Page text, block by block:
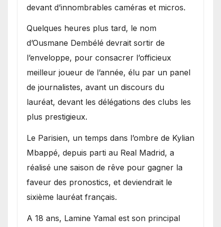
devant d’innombrables caméras et micros.
Quelques heures plus tard, le nom
d’Ousmane Dembélé devrait sortir de
l’enveloppe, pour consacrer l’officieux
meilleur joueur de l’année, élu par un panel
de journalistes, avant un discours du
lauréat, devant les délégations des clubs les
plus prestigieux.
Le Parisien, un temps dans l’ombre de Kylian
Mbappé, depuis parti au Real Madrid, a
réalisé une saison de rêve pour gagner la
faveur des pronostics, et deviendrait le
sixième lauréat français.
A 18 ans, Lamine Yamal est son principal